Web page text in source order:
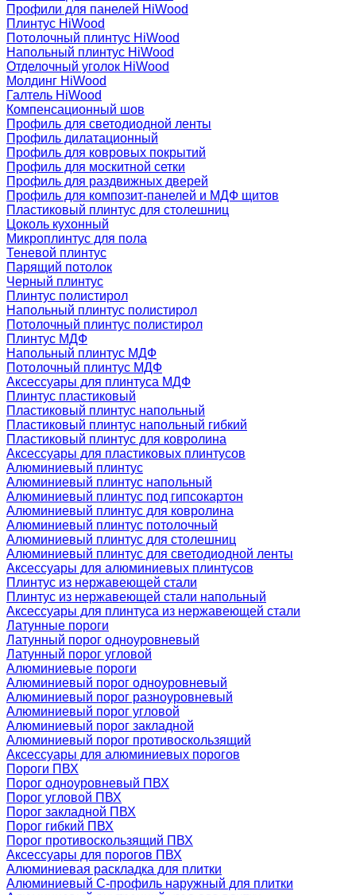
Профили для панелей HiWood
Плинтус HiWood
Потолочный плинтус HiWood
Напольный плинтус HiWood
Отделочный уголок HiWood
Молдинг HiWood
Галтель HiWood
Компенсационный шов
Профиль для светодиодной ленты
Профиль дилатационный
Профиль для ковровых покрытий
Профиль для москитной сетки
Профиль для раздвижных дверей
Профиль для композит-панелей и МДФ щитов
Пластиковый плинтус для столешниц
Цоколь кухонный
Микроплинтус для пола
Теневой плинтус
Парящий потолок
Черный плинтус
Плинтус полистирол
Напольный плинтус полистирол
Потолочный плинтус полистирол
Плинтус МДФ
Напольный плинтус МДФ
Потолочный плинтус МДФ
Аксессуары для плинтуса МДФ
Плинтус пластиковый
Пластиковый плинтус напольный
Пластиковый плинтус напольный гибкий
Пластиковый плинтус для ковролина
Аксессуары для пластиковых плинтусов
Алюминиевый плинтус
Алюминиевый плинтус напольный
Алюминиевый плинтус под гипсокартон
Алюминиевый плинтус для ковролина
Алюминиевый плинтус потолочный
Алюминиевый плинтус для столешниц
Алюминиевый плинтус для светодиодной ленты
Аксессуары для алюминиевых плинтусов
Плинтус из нержавеющей стали
Плинтус из нержавеющей стали напольный
Аксессуары для плинтуса из нержавеющей стали
Латунные пороги
Латунный порог одноуровневый
Латунный порог угловой
Алюминиевые пороги
Алюминиевый порог одноуровневый
Алюминиевый порог разноуровневый
Алюминиевый порог угловой
Алюминиевый порог закладной
Алюминиевый порог противоскользящий
Аксессуары для алюминиевых порогов
Пороги ПВХ
Порог одноуровневый ПВХ
Порог угловой ПВХ
Порог закладной ПВХ
Порог гибкий ПВХ
Порог противоскользящий ПВХ
Аксессуары для порогов ПВХ
Алюминиевая раскладка для плитки
Алюминиевый С-профиль наружный для плитки